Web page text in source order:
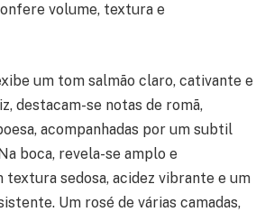
volume, textura e
um tom salmão claro, cativante e
destacam-se notas de romã,
acompanhadas por um subtil
boca, revela-se amplo e
sedosa, acidez vibrante e um
Um rosé de várias camadas,